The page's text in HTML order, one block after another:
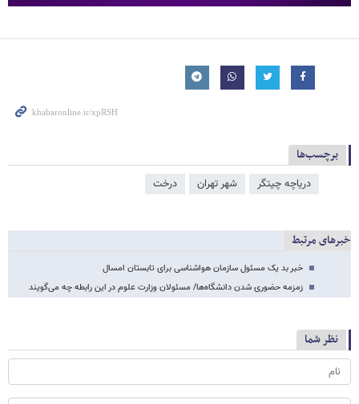
برچسب‌ها
دریاچه چیتگر شهر تهران درخت
خبرهای مرتبط
خبر بد یک مسئول سازمان هواشناسی برای تابستان امسال
زمزمه حضوری شدن دانشگاه‌ها/ مسئولان وزارت علوم در این رابطه چه می‌گویند
نظر شما